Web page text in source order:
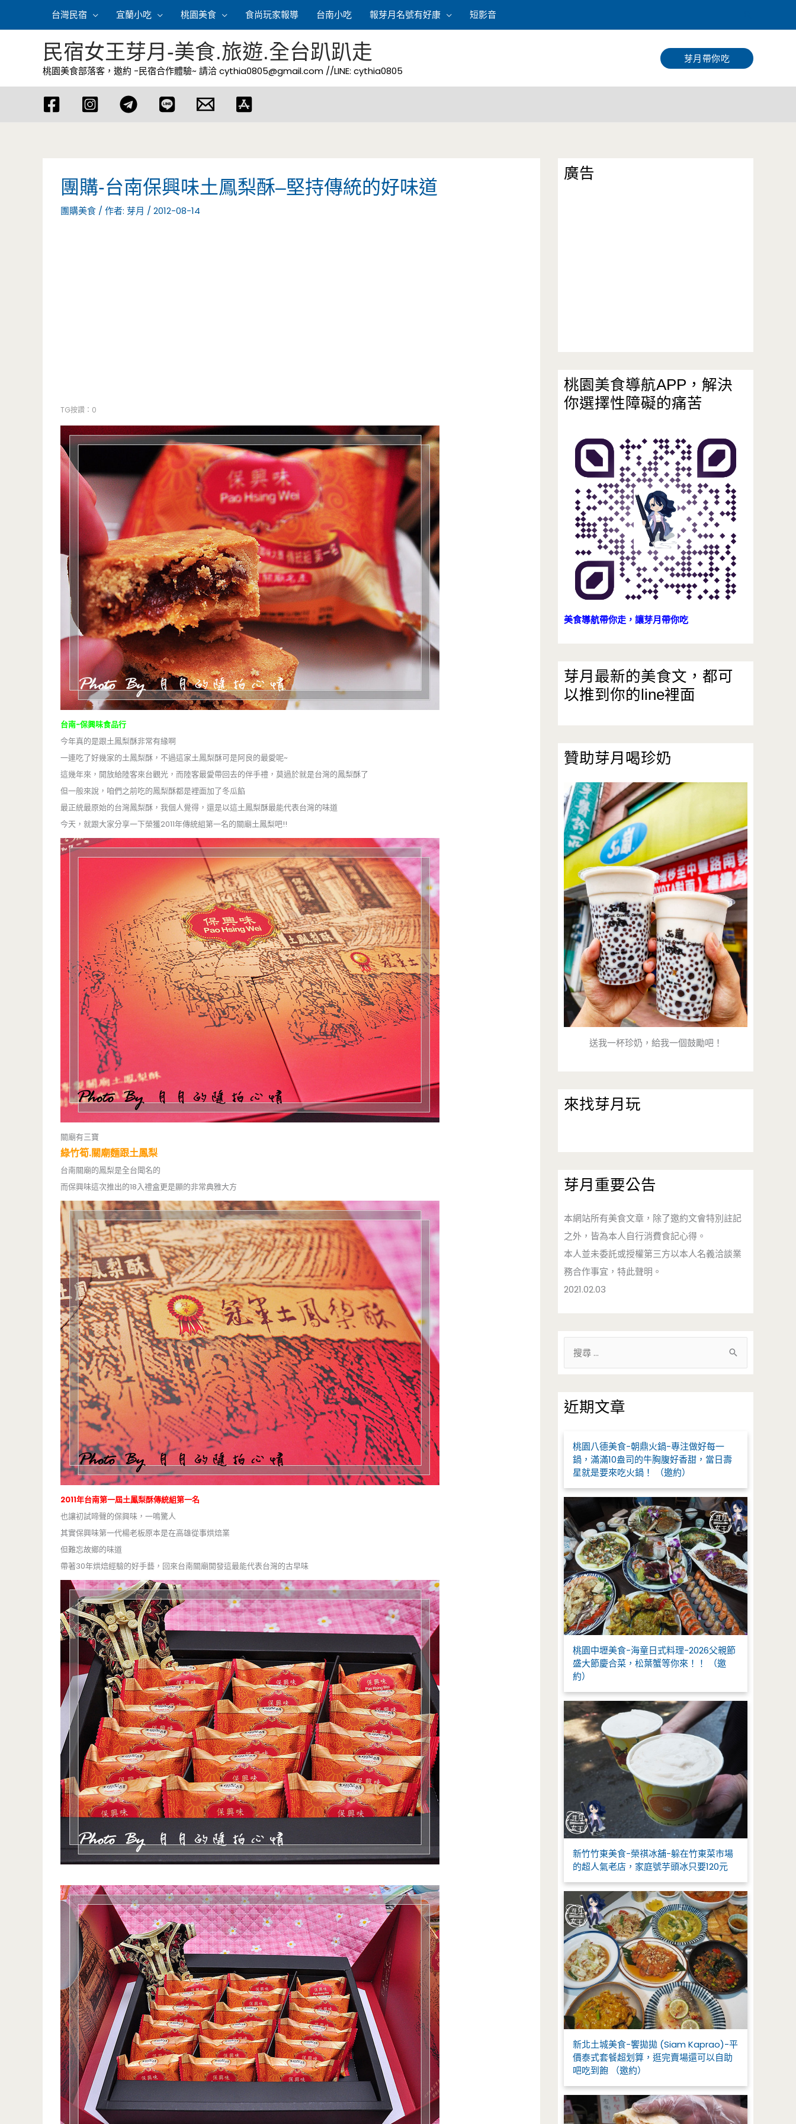
容
台灣民宿 宜蘭小吃 桃園美食 食尚玩家報導 台南小吃 報芽月名號有好康 短影音
尋
民宿女王芽月-美食.旅遊.全台趴趴走
桃園美食部落客，邀約 -民宿合作體驗~ 請洽cythia0805@gmail.com //LINE: cythia0805
芽月帶你吃
團購-台南保興味土鳳梨酥–堅持傳統的好味道
團購美食 / 作者: 芽月 / 2012-08-14
TG按讚：0
台南-保興味食品行
今年真的是跟土鳳梨酥非常有緣啊
一連吃了好幾家的土鳳梨酥，不過這家土鳳梨酥可是阿良的最愛呢~
這幾年來，開放給陸客來台觀光，而陸客最愛帶回去的伴手禮，莫過於就是台灣的鳳梨酥了
但一般來說，咱們之前吃的鳳梨酥都是裡面加了冬瓜餡
最正統最原始的台灣鳳梨酥，我個人覺得，還是以這土鳳梨酥最能代表台灣的味道
今天，就跟大家分享一下榮獲2011年傳統組第一名的關廟土鳳梨吧!!
關廟有三寶
綠竹筍.關廟麵跟土鳳梨
台南關廟的鳳梨是全台聞名的
而保興味這次推出的18入禮盒更是顯的非常典雅大方
2011年台南第一屆土鳳梨酥傳統組第一名
也讓初試啼聲的保興味，一鳴驚人
其實保興味第一代楊老板原本是在高雄從事烘焙業
但難忘故鄉的味道
帶著30年烘焙經驗的好手藝，回來台南關廟開發這最能代表台灣的古早味
廣告
桃園美食導航APP，解決
你選擇性障礙的痛苦
美食導航帶你走，讓芽月帶你吃
芽月最新的美食文，都可
以推到你的line裡面
贊助芽月喝珍奶
送我一杯珍奶，給我一個鼓勵吧！
來找芽月玩
芽月重要公告
本網站所有美食文章，除了邀約文會特別註記
之外，皆為本人自行消費食記心得。
本人並未委託或授權第三方以本人名義洽談業
務合作事宜，特此聲明。
2021.02.03
鍵
字
近期文章
桃園八德美食-朝鼎火鍋-專注做好每一
鍋，滿滿10盎司的牛胸腹好香甜，當日壽
星就是要來吃火鍋！ （邀約）
桃園中壢美食-海童日式料理-2026父親節
盛大節慶合菜，松葉蟹等你來！！ （邀
約）
新竹竹東美食-榮祺冰舖-躲在竹東菜市場
的超人氣老店，家庭號芋頭冰只要120元
新北土城美食-饗拋拋 (Siam Kaprao)-平
價泰式套餐超划算，逛完賣場還可以自助
吧吃到飽 （邀約）